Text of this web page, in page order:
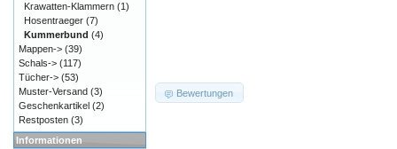
Bewertungen
Krawatten-Klammern (1)
Hosentraeger (7)
Kummerbund (4)
Mappen-> (39)
Schals-> (117)
Tücher-> (53)
Muster-Versand (3)
Geschenkartikel (2)
Restposten (3)
Informationen